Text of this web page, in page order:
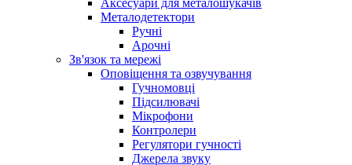
Аксесуари для металошукачів
Металодетектори
Ручні
Арочні
Зв'язок та мережі
Оповіщення та озвучування
Гучномовці
Підсилювачі
Мікрофони
Контролери
Регулятори гучності
Джерела звуку